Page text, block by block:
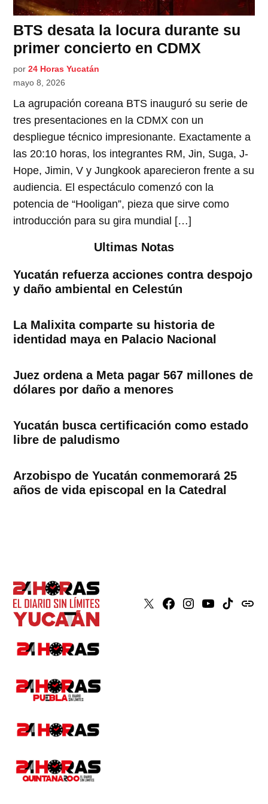
BTS desata la locura durante su
primer concierto en CDMX
por 24 Horas Yucatán
mayo 8, 2026
La agrupación coreana BTS inauguró su serie de
tres presentaciones en la CDMX con un
despliegue técnico impresionante. Exactamente a
las 20:10 horas, los integrantes RM, Jin, Suga, J-
Hope, Jimin, V y Jungkook aparecieron frente a su
audiencia. El espectáculo comenzó con la
potencia de “Hooligan”, pieza que sirve como
introducción para su gira mundial […]
Ultimas Notas
Yucatán refuerza acciones contra despojo
y daño ambiental en Celestún
La Malixita comparte su historia de
identidad maya en Palacio Nacional
Juez ordena a Meta pagar 567 millones de
dólares por daño a menores
Yucatán busca certificación como estado
libre de paludismo
Arzobispo de Yucatán conmemorará 25
años de vida episcopal en la Catedral
X Faceboook
Instagram
YoutubeTiktokissuu